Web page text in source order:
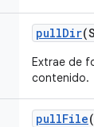
pullDir
Extrae de
contenido.
pullFile